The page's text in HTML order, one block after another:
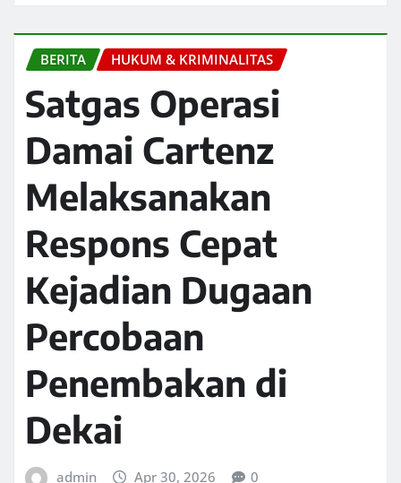
BERITA HUKUM & KRIMINALITAS
Satgas Operasi
Damai Cartenz
Melaksanakan
Respons Cepat
Kejadian Dugaan
Percobaan
Penembakan di
Dekai
admin Apr 30, 2026 0